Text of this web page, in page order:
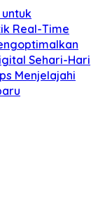
Real-Time
Sehari-Hari
Menjelajahi